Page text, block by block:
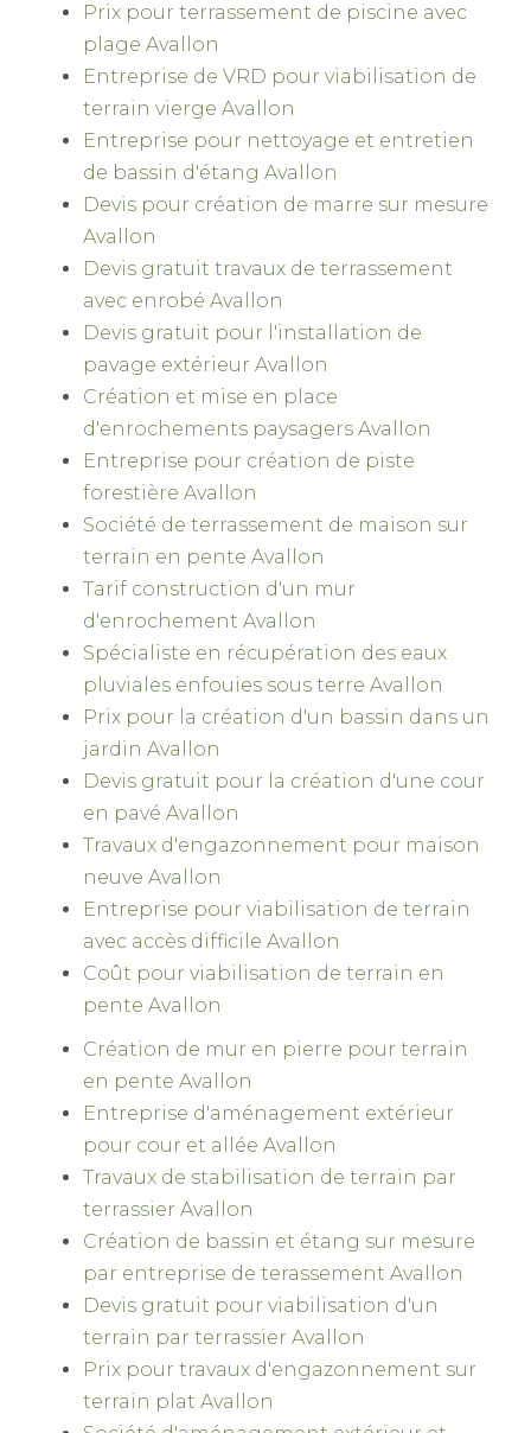
Prix pour terrassement de piscine avec
plage Avallon
Entreprise de VRD pour viabilisation de
terrain vierge Avallon
Entreprise pour nettoyage et entretien
de bassin d'étang Avallon
Devis pour création de marre sur mesure
Avallon
Devis gratuit travaux de terrassement
avec enrobé Avallon
Devis gratuit pour l'installation de
pavage extérieur Avallon
Création et mise en place
d'enrochements paysagers Avallon
Entreprise pour création de piste
forestière Avallon
Société de terrassement de maison sur
terrain en pente Avallon
Tarif construction d'un mur
d'enrochement Avallon
Spécialiste en récupération des eaux
pluviales enfouies sous terre Avallon
Prix pour la création d'un bassin dans un
jardin Avallon
Devis gratuit pour la création d'une cour
en pavé Avallon
Travaux d'engazonnement pour maison
neuve Avallon
Entreprise pour viabilisation de terrain
avec accès difficile Avallon
Coût pour viabilisation de terrain en
pente Avallon
Création de mur en pierre pour terrain
en pente Avallon
Entreprise d'aménagement extérieur
pour cour et allée Avallon
Travaux de stabilisation de terrain par
terrassier Avallon
Création de bassin et étang sur mesure
par entreprise de terassement Avallon
Devis gratuit pour viabilisation d'un
terrain par terrassier Avallon
Prix pour travaux d'engazonnement sur
terrain plat Avallon